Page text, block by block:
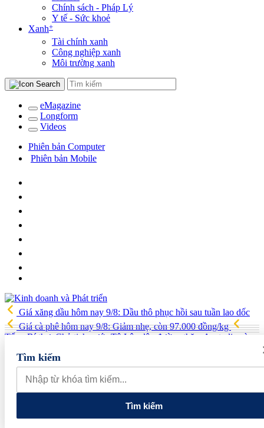
Chính sách - Pháp Lý
Y tế - Sức khoẻ
Xanh+
Tài chính xanh
Công nghiệp xanh
Môi trường xanh
eMagazine
Longform
Videos
Phiên bản Computer
Phiên bản Mobile
Giá xăng dầu hôm nay 9/8: Dầu thô phục hồi sau tuần lao dốc
Giá cà phê hôm nay 9/8: Giảm nhẹ, còn 97.000 đồng/kg
Tổng Bí thư, Chủ tịch nước Tô Lâm lên đường thăm Australia và
New Zealand
quan đến lĩnh vực tài chính, ngân hàng
Xử lý đến cùng các
vướng mắc, không đẩy doanh nghiệp đi vòng
Tìm kiếm
Tìm kiếm